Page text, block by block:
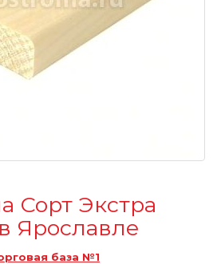
Сорт Экстра
Ярославле
база №1